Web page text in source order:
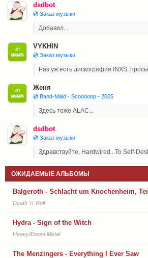
dsdbot
💿 Заказ музыки
Добавил...
VYKHIN
💿 Заказ музыки
Раз уж есть дискография INXS,
Женя
💿 Band-Maid - Scooooop - 2025
Здесь тоже ALAC...
dsdbot
💿 Заказ музыки
Здравствуйте, Hardwired...To Self-
ОЖИДАЕМЫЕ АЛЬБОМЫ
Balgeroth - Schlacht um Knochenheim,
Death 'n' Roll
Hydra - Sign of the Witch
Heavy/Doom Metal
The Menzingers - Everything I Ever Saw